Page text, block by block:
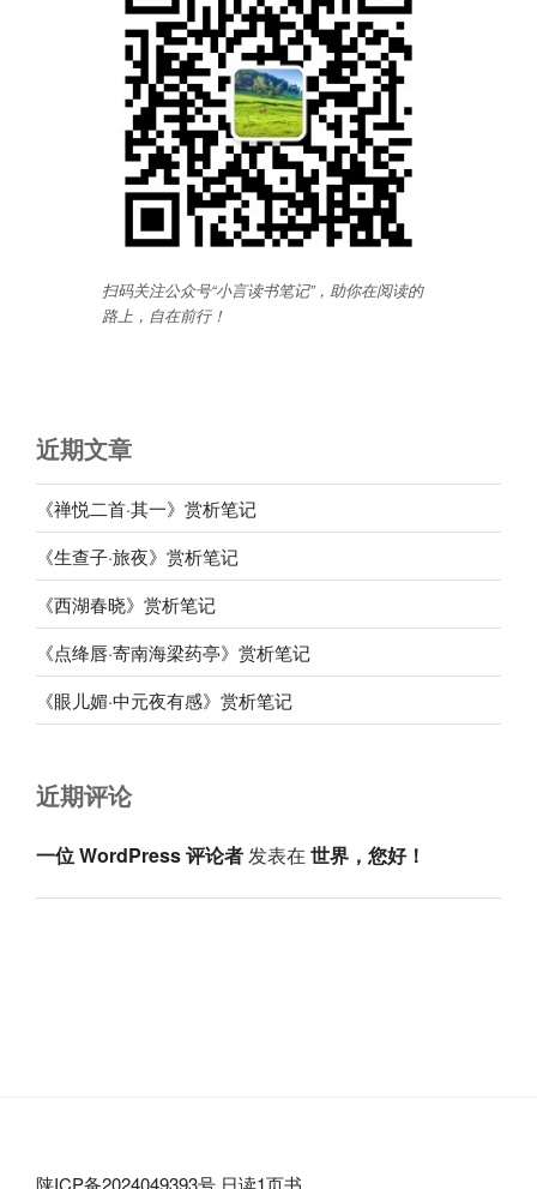
扫码关注公众号“小言读书笔记”，助你在阅读的
路上，自在前行！
近期文章
《禅悦二首·其一》赏析笔记
《生查子·旅夜》赏析笔记
《西湖春晓》赏析笔记
《点绛唇·寄南海梁药亭》赏析笔记
《眼儿媚·中元夜有感》赏析笔记
近期评论
一位 WordPress 评论者发表在 世界，您好！
陕ICP备2024049393号 日读1页书